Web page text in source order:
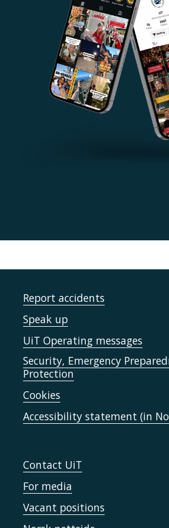
Report accidents
Speak up
UiT Operating messages
Security, Emergency
Protection
Cookies
Accessibility statement (in
Contact UiT
For media
Vacant positions